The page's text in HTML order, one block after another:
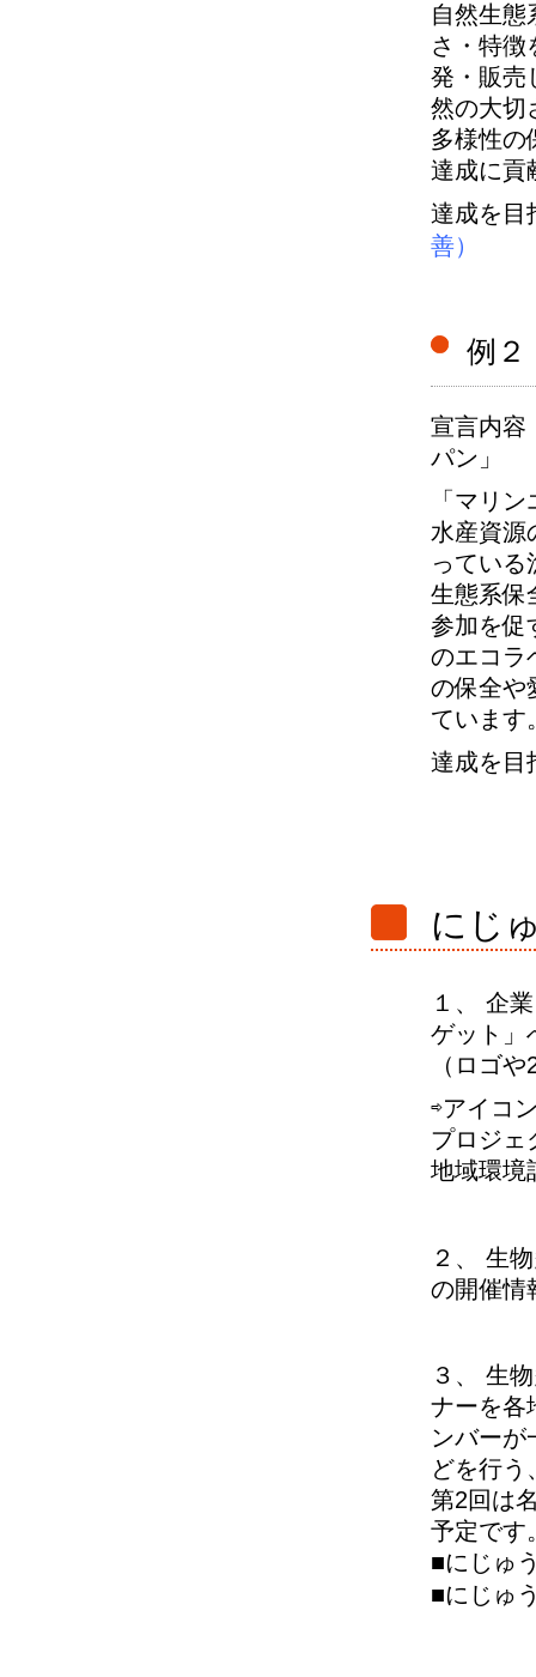
自然生態
さ・特徴
発・販売
然の大切
多様性の
達成に貢
達成を目
善）
例
宣言内容
パン」
「マリ
水産資源
っている
生態系保
参加を促
のエコラ
の保全や
ています
達成を目
にじ
１、 企
ゲット」
（ロゴ
⇨アイコ
プロジェ
地域環境
２、 生
の開催情
３、 生
ナーを各
ンバーが
どを行う
第2回は
予定です
■にじゅ
■にじゅ